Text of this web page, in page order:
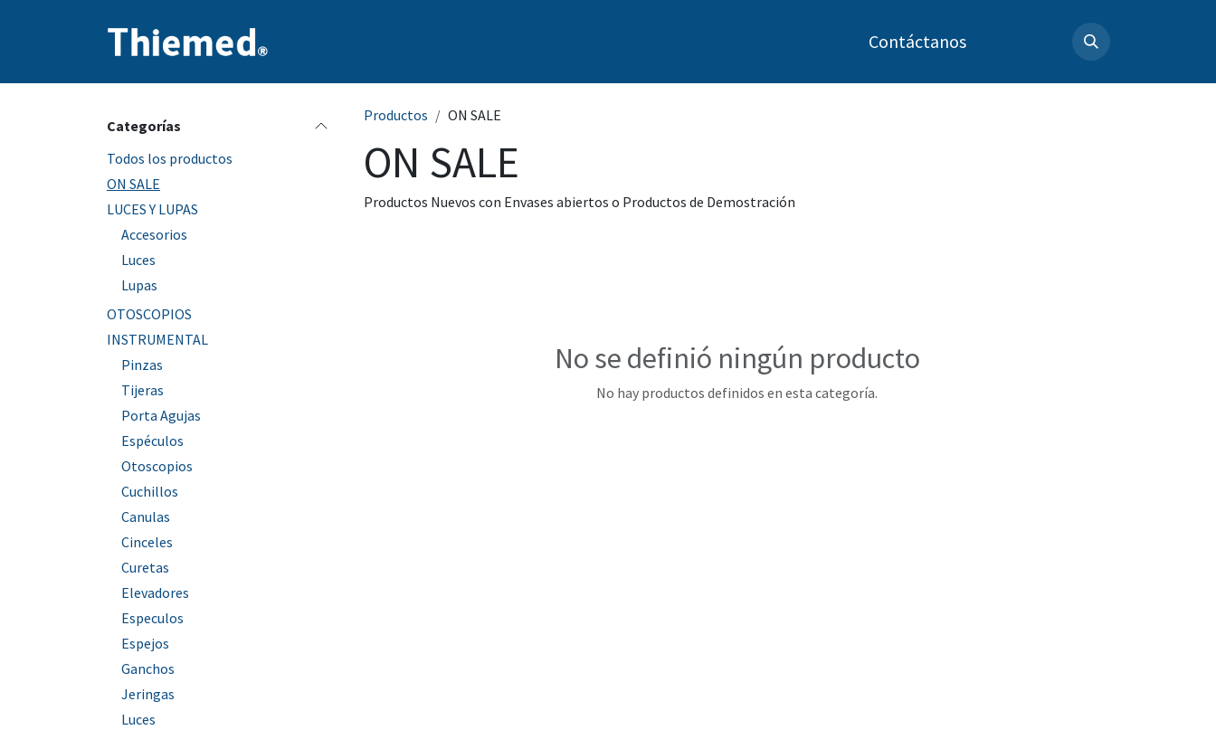
Contáctanos
Categorías
Todos los productos
ON SALE
LUCES Y LUPAS
Accesorios
Luces
Lupas
OTOSCOPIOS
INSTRUMENTAL
Pinzas
Tijeras
Porta Agujas
Espéculos
Otoscopios
Cuchillos
Canulas
Cinceles
Curetas
Elevadores
Especulos
Espejos
Ganchos
Jeringas
Luces
Productos ON SALE
ON SALE
Productos Nuevos con Envases abiertos o Productos de Demostración
No se definió ningún producto
No hay productos definidos en esta categoría.